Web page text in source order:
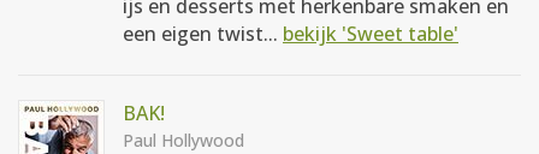
ijs en desserts met herkenbare smaken en
een eigen twist... bekijk 'Sweet table'
BAK!
Paul Hollywood